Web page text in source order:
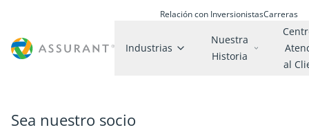
Relación con InversionistasCarreras
Industrias
Nuestra
Historia
al
Sea nuestro socio